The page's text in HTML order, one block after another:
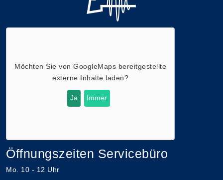
Möchten Sie vonGoogleMaps bereitgestellte
externe Inhalte laden?
Ja Immer
Öffnungszeiten Servicebüro
Mo. 10 - 12 Uhr